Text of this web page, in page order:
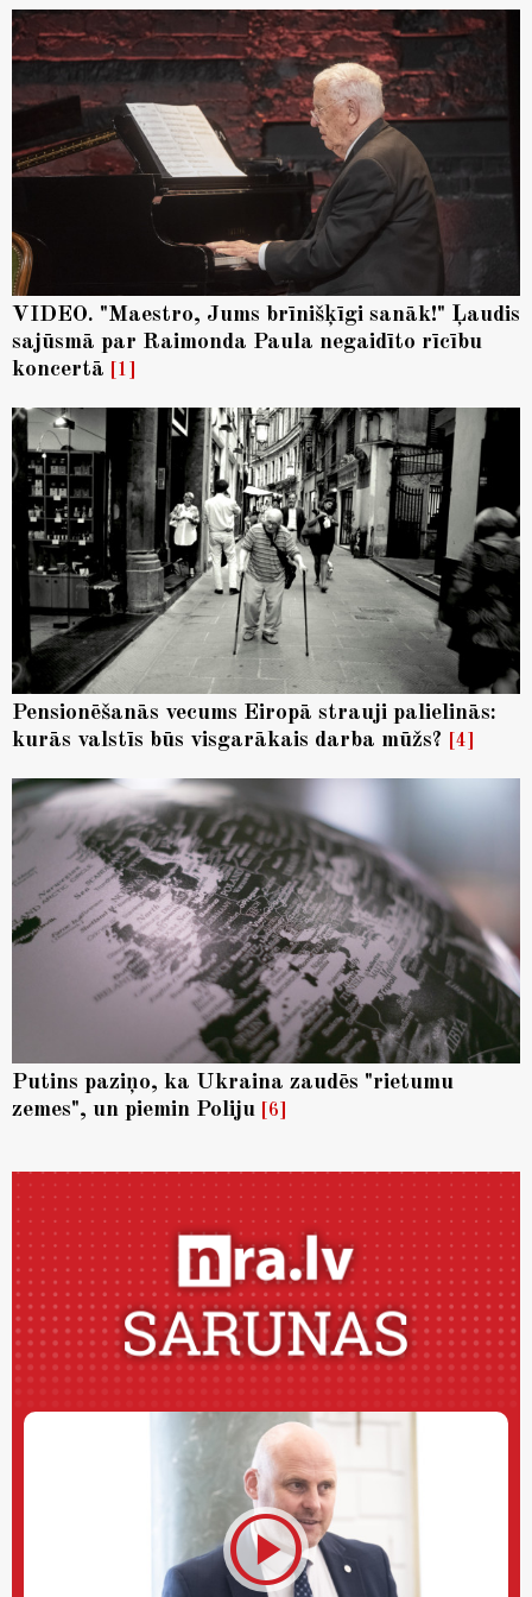
VIDEO. "Maestro, Jums brīnišķīgi sanāk!" Ļaudis
sajūsmā par Raimonda Paula negaidīto rīcību
koncertā
1
Pensionēšanās vecums Eiropā strauji palielinās:
kurās valstīs būs visgarākais darba mūžs?
4
Putins paziņo, ka Ukraina zaudēs "rietumu
zemes", un piemin Poliju
6
play_circle